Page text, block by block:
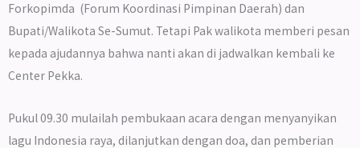
Forkopimda (Forum Koordinasi Pimpinan Daerah) dan
Bupati/Walikota Se-Sumut. Tetapi Pak walikota memberi pesan
kepada ajudannya bahwa nanti akan di jadwalkan kembali ke
Center Pekka.
Pukul 09.30 mulailah pembukaan acara dengan menyanyikan
lagu Indonesia raya, dilanjutkan dengan doa, dan pemberian